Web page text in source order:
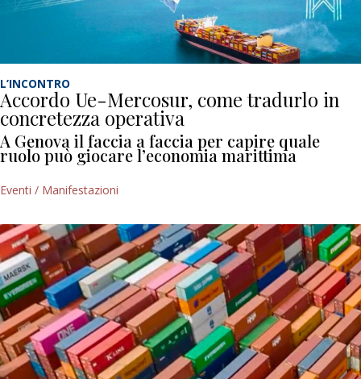
L’INCONTRO
Accordo Ue-Mercosur, come tradurlo in
concretezza operativa
A Genova il faccia a faccia per capire quale
ruolo può giocare l’economia marittima
Eventi / Manifestazioni